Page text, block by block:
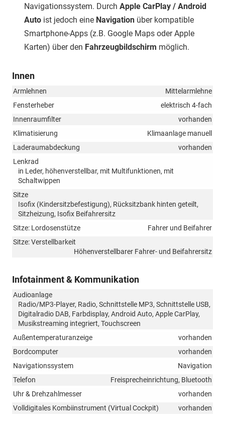
Navigationssystem. Durch Apple CarPlay / Android
Auto ist jedoch eine Navigation über kompatible
Smartphone-Apps (z.B. Google Maps oder Apple
Karten) über den Fahrzeugbildschirm möglich.
Innen
Armlehnen
Mittelarmlehne
Fensterheber
elektrisch 4-fach
Innenraumfilter
vorhanden
Klimatisierung
Klimaanlage manuell
Laderaumabdeckung
vorhanden
Lenkrad
in Leder, höhenverstellbar, mit Multifunktionen, mit
Schaltwippen
Sitze
Isofix (Kindersitzbefestigung), Rücksitzbank hinten geteilt,
Sitzheizung, Isofix Beifahrersitz
Sitze: Lordosenstütze
Fahrer und Beifahrer
Sitze: Verstellbarkeit
Höhenverstellbarer Fahrer- und Beifahrersitz
Infotainment & Kommunikation
Audioanlage
Radio/MP3-Player, Radio, Schnittstelle MP3, Schnittstelle USB,
Digitalradio DAB, Farbdisplay, Android Auto, Apple CarPlay,
Musikstreaming integriert, Touchscreen
Außentemperaturanzeige
vorhanden
Bordcomputer
vorhanden
Navigationssystem
Navigation
Telefon
Freisprecheinrichtung, Bluetooth
Uhr & Drehzahlmesser
vorhanden
Volldigitales Kombiinstrument (Virtual Cockpit)
vorhanden